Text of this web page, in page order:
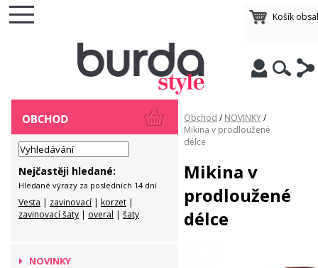
Košík
Nejčastěji hledané:
Hledané výrazy za posledních 14 dní
Vesta | zavinovací | korzet |
zavinovací šaty | overal | šaty
NOVINKY
Obchod / NOVINKY/
Mikina v prodloužené
délce
Mikina v
prodloužené
délce